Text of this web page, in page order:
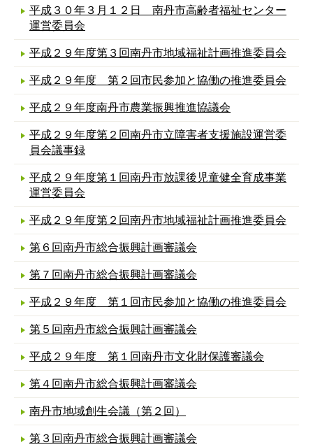
平成３０年３月１２日 南丹市高齢者福祉センター
運営委員会
平成２９年度第３回南丹市地域福祉計画推進委員会
平成２９年度 第２回市民参加と協働の推進委員会
平成２９年度南丹市農業振興推進協議会
平成２９年度第２回南丹市立障害者支援施設運営委
員会議事録
平成２９年度第１回南丹市放課後児童健全育成事業
運営委員会
平成２９年度第２回南丹市地域福祉計画推進委員会
第６回南丹市総合振興計画審議会
第７回南丹市総合振興計画審議会
平成２９年度 第１回市民参加と協働の推進委員会
第５回南丹市総合振興計画審議会
平成２９年度 第１回南丹市文化財保護審議会
第４回南丹市総合振興計画審議会
南丹市地域創生会議（第２回）
第３回南丹市総合振興計画審議会